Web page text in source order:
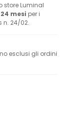
store Luminal
mesi per i
n. 24/02.
esclusi gli ordini